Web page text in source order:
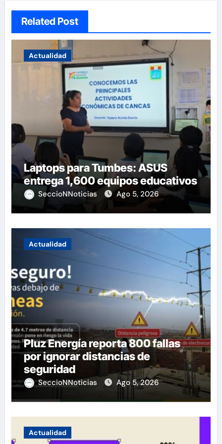
Related Post
Actualidad
Laptops para Tumbes: ASUS
entrega 1,600 equipos educativos
SeccioNNoticias Ago 5, 2026
Actualidad
Pluz Energía reporta 800 fallas
por ignorar distancias de
seguridad
SeccioNNoticias Ago 5, 2026
Actualidad